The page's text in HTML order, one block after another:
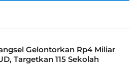
Gelontorkan Rp4 Miliar
Targetkan 115 Sekolah